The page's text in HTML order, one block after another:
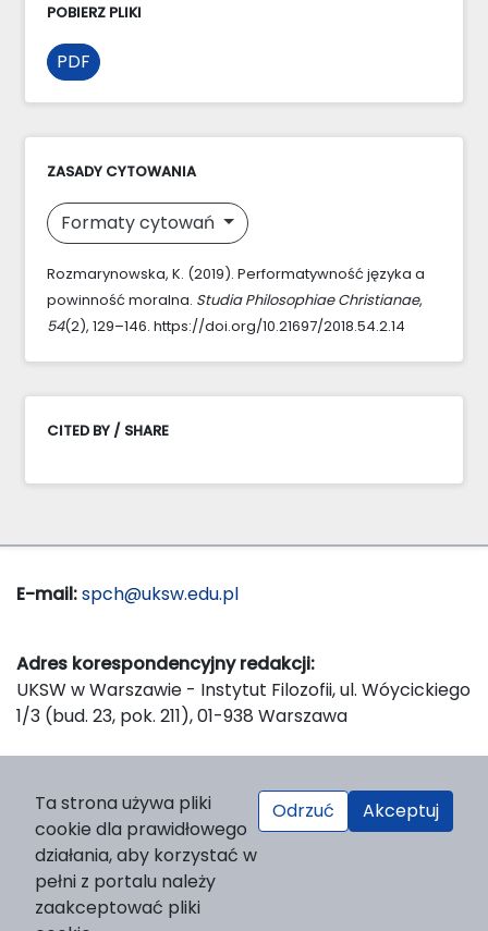
POBIERZ PLIKI
PDF
ZASADY CYTOWANIA
Formaty cytowań
Rozmarynowska, K. (2019). Performatywność języka a
powinność moralna. Studia Philosophiae Christianae,
54(2), 129–146. https://doi.org/10.21697/2018.54.2.14
CITED BY / SHARE
E-mail:spch@uksw.edu.pl
Adres korespondencyjny redakcji:
UKSW w Warszawie - Instytut Filozofii, ul. Wóycickiego
1/3 (bud. 23, pok. 211), 01-938 Warszawa
Wydawnictwo Naukowe UKSW, ul. Dewajtis 5, domek
nr 2, 01-815 Warszawa
Strona WWW Wydawnictwa
e-mail: wydawnictwo@uksw.edu.pl
Ta strona używa pliki
cookie dla prawidłowego
działania, aby korzystać w
pełni z portalu należy
zaakceptować pliki
Odrzuć Akceptuj